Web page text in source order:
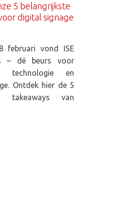
5 belangrijkste
digital signage
vond ISE
– dé beurs voor
technologie en
Ontdek hier de 5
takeaways van